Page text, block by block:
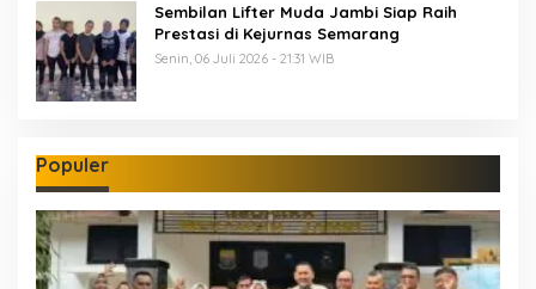
Sembilan Lifter Muda Jambi Siap Raih
Prestasi di Kejurnas Semarang
Senin, 06 Juli 2026 - 21:31 WIB
Populer